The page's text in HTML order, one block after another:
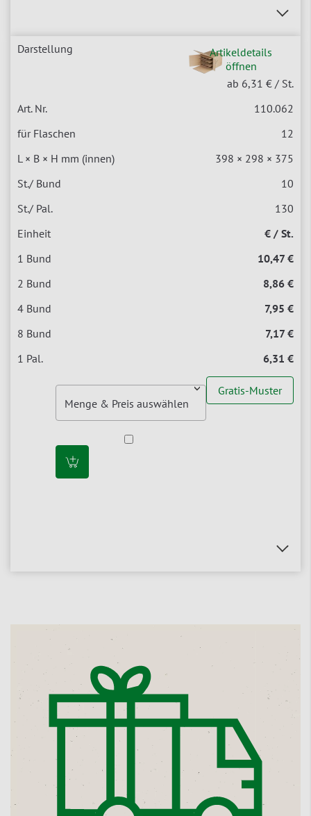
Artikeldetails
öffnen
ab 6,31 € / St.
110.062
12
398 × 298 × 375
10
130
€ / St.
10,47 €
8,86 €
7,95 €
7,17 €
6,31 €
Gratis-Muster